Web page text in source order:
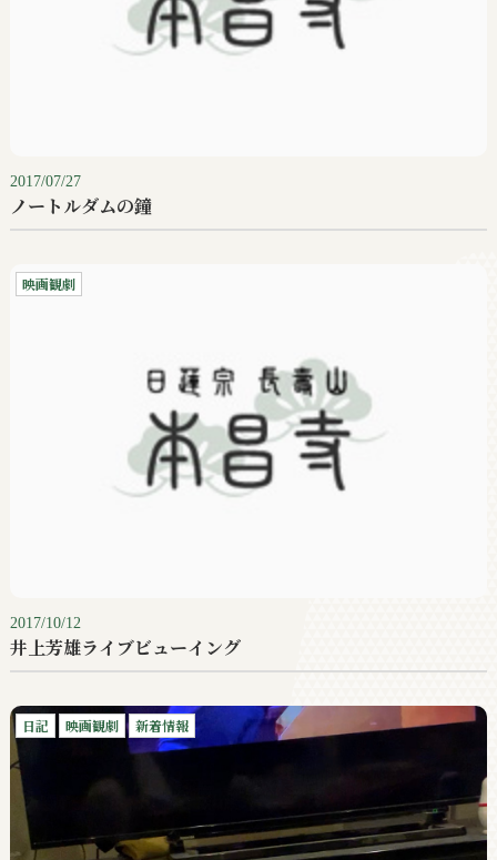
2017/07/27
ノートルダムの鐘
映画観劇
2017/10/12
井上芳雄ライブビューイング
日記 映画観劇 新着情報